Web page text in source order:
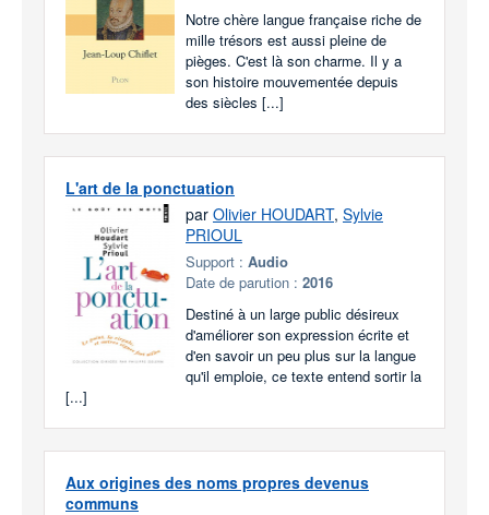
Notre chère langue française riche de
mille trésors est aussi pleine de
pièges. C'est là son charme. Il y a
son histoire mouvementée depuis
des siècles [...]
L'art de la ponctuation
par Olivier HOUDART, Sylvie
PRIOUL
Support : Audio
Date de parution : 2016
Destiné à un large public désireux
d'améliorer son expression écrite et
d'en savoir un peu plus sur la langue
qu'il emploie, ce texte entend sortir la
[...]
Aux origines des noms propres devenus
communs